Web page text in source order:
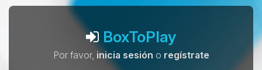
BoxToPlay
Por favor, inicia sesión o regístrate